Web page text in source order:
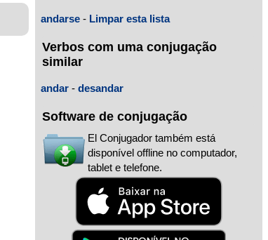
andarse - Limpar esta lista
Verbos com uma conjugação
similar
andar - desandar
Software de conjugação
El Conjugador também está
disponível offline no computador,
tablet e telefone.